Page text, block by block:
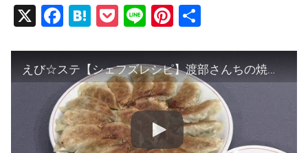
X
F
c
e
b
o
o
H
e
n
a
P
ck
et
Li
e
Pi
er
e
st
えび☆ステ【シェフズレシピ】渡部さんちの焼き餃子 by 渡部 恵美